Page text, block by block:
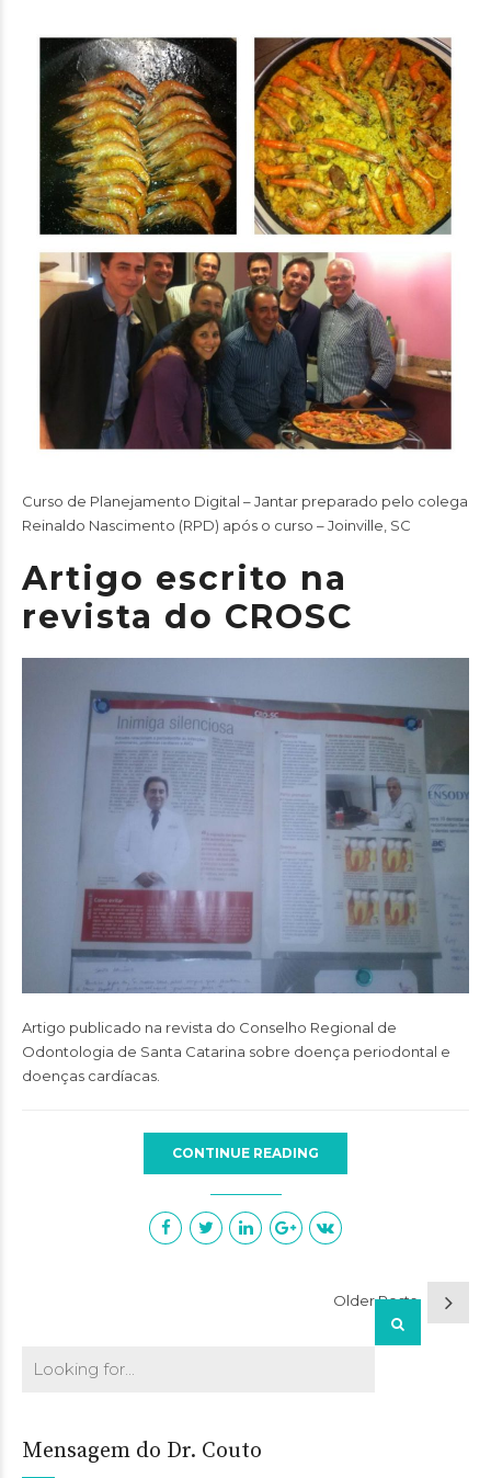
Curso de Planejamento Digital – Jantar preparado pelo colega
Reinaldo Nascimento (RPD) após o curso – Joinville, SC
Artigo escrito na
revista do CROSC
Artigo publicado na revista do Conselho Regional de
Odontologia de Santa Catarina sobre doença periodontal e
doenças cardíacas.
CONTINUE READING
Older Posts
Mensagem do Dr. Couto